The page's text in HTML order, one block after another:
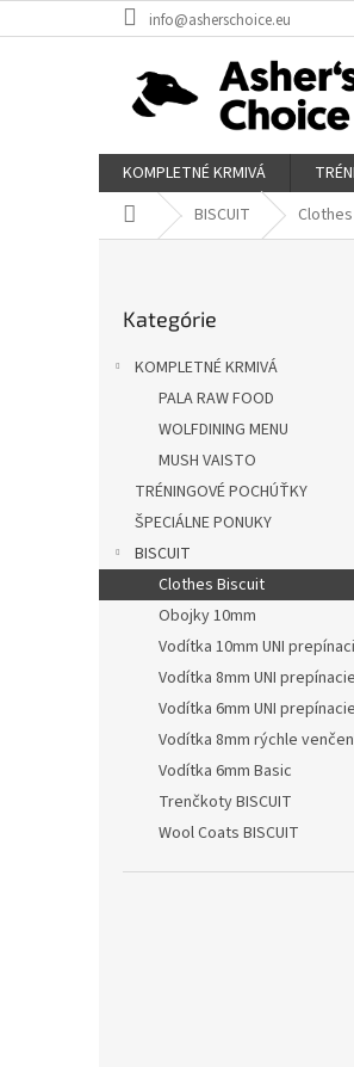
na
info@asherschoice.eu
KOMPLETNÉ KRMIVÁ
DomovBISCUIT
kategórie
Kategórie
KOMPLETNÉ KRMIVÁ
PALA RAW FOOD
WOLFDINING MENU
MUSH VAISTO
TRÉNINGOVÉ POCHÚŤKY
ŠPECIÁLNE PONUKY
BISCUIT
Clothes Biscuit
Obojky 10mm
Vodítka 10mm UNI
Vodítka 8mm UNI prepínacie
Vodítka 6mm UNI prepínacie
Vodítka 8mm rýchle
Vodítka 6mm Basic
Trenčkoty BISCUIT
Wool Coats BISCUIT